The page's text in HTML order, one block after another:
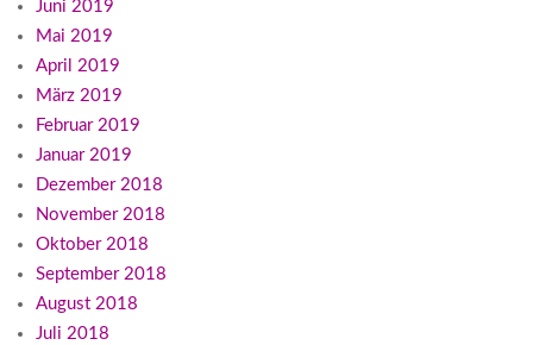
Juni 2019
Mai 2019
April 2019
März 2019
Februar 2019
Januar 2019
Dezember 2018
November 2018
Oktober 2018
September 2018
August 2018
Juli 2018